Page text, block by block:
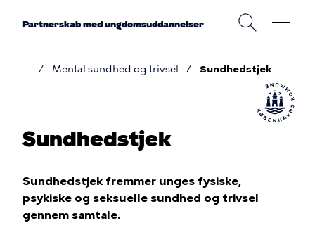
Partnerskab med ungdomsuddannelser
Mental sundhed og trivsel Sundhedstjek
Sundhedstjek
Sundhedstjek fremmer unges fysiske,
psykiske og seksuelle sundhed og trivsel
gennem samtale.